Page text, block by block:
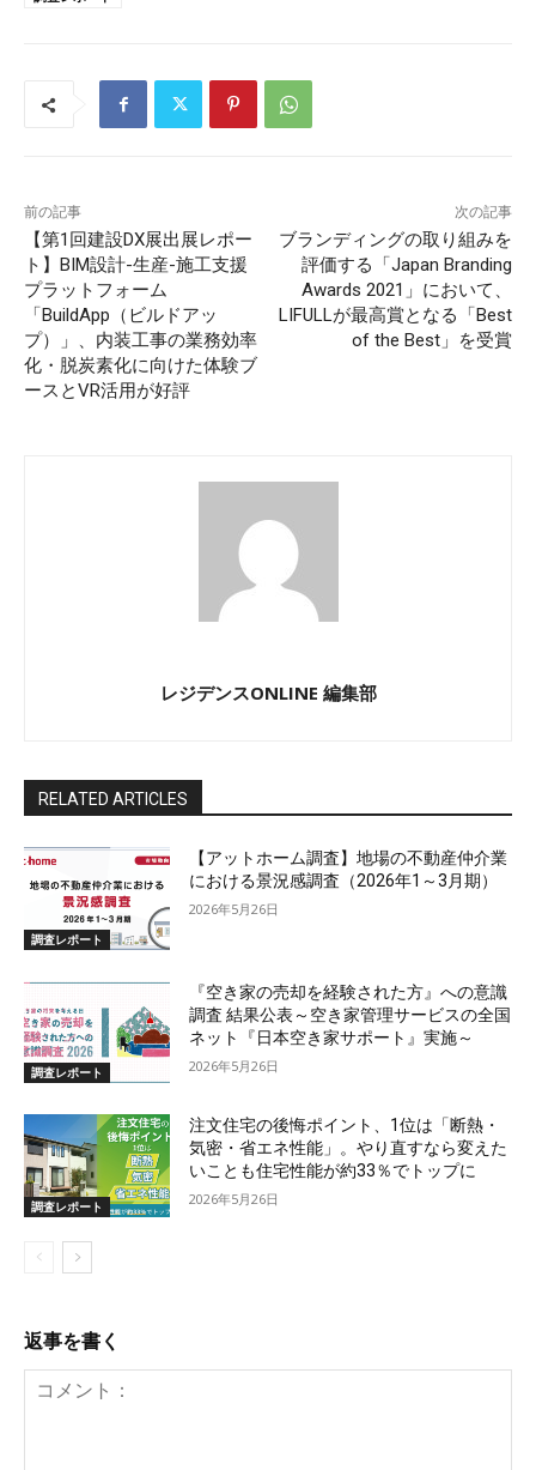
前の記事
【第1回建設DX展出展レポー
ト】BIM設計-生産-施工支援
プラットフォーム
「BuildApp（ビルドアッ
プ）」、内装工事の業務効率
化・脱炭素化に向けた体験ブ
ースとVR活用が好評
次の記事
ブランディングの取り組みを
評価する「Japan Branding
Awards 2021」において、
LIFULLが最高賞となる「Best
of the Best」を受賞
レジデンスONLINE 編集部
RELATED ARTICLES
調査レポート
【アットホーム調査】地場の不動産仲介業
における景況感調査（2026年1～3月期）
2026年5月26日
調査レポート
『空き家の売却を経験された方』への意識
調査 結果公表～空き家管理サービスの全国
ネット『日本空き家サポート』実施～
2026年5月26日
調査レポート
注文住宅の後悔ポイント、1位は「断熱・
気密・省エネ性能」。やり直すなら変えた
いことも住宅性能が約33％でトップに
2026年5月26日
返事を書く